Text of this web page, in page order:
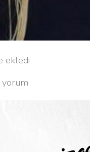
ekledi
yorum